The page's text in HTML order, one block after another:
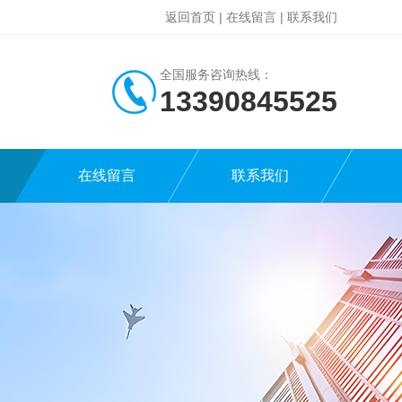
返回首页 | 在线留言 | 联系我们
全国服务咨询热线：
13390845525
在线留言 联系我们